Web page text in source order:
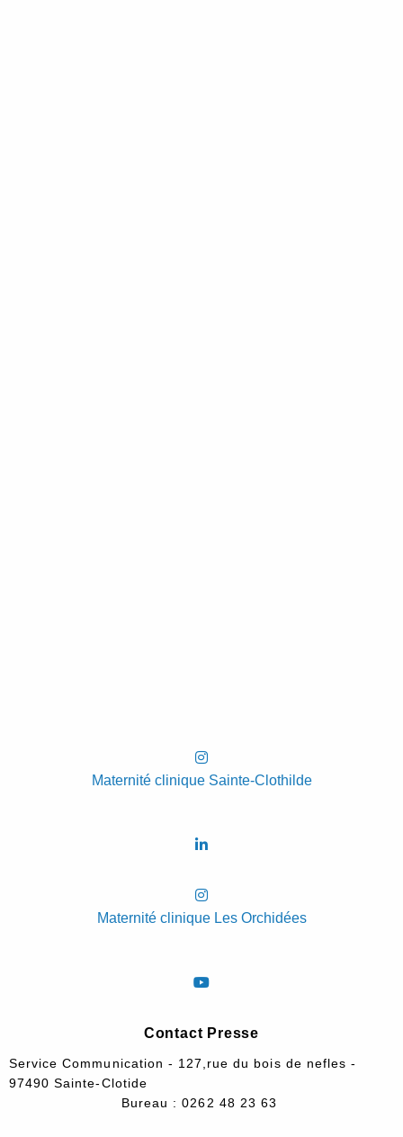
Maternité clinique Sainte-Clothilde
Maternité clinique Les Orchidées
Contact Presse
Service Communication - 127,rue du bois de nefles -
97490 Sainte-Clotide
Bureau : 0262 48 23 63